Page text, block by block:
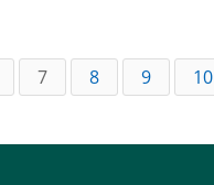
7 8 9 10